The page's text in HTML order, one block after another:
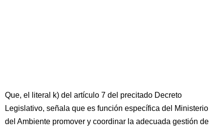
Que, el literal k) del artículo 7 del precitado Decreto
Legislativo, señala que es función específica del Ministerio
del Ambiente promover y coordinar la adecuada gestión de